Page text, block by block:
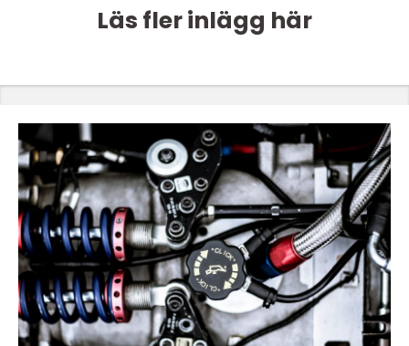
Läs fler inlägg här